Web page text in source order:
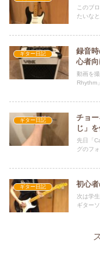
このブ
たいな
ギター日記
録音
心者向
動画を
Rhythm
ギター日記
チョ
じ」
先日「
グのフ
ギター日記 初心
次は学
ギター